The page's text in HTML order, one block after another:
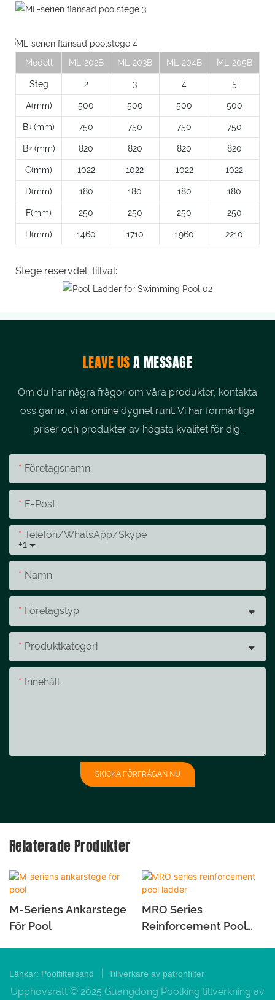
Modell ML-202B ML-203B ML-204B ML-205B
Steg 2 3 4 5
A(mm) 500 500 500 500
B 1(mm) 750 750 750 750
B2(mm) 820 820 820 820
C(mm) 1022 1022 1022 1022
D(mm) 180 180 180 180
F(mm) 250 250 250 250
H(mm) 1460 1710 1960 2210
Stege reservdel, tillval:
LEAVE USA MESSAGE
Om du har några frågor om våra produkter, kontakta
oss gärna, vi är online dygnet runt. Vi har förmånliga
priser och produkter av högsta kvalitet för dig.
Företagsnamn
E-Post
+1
Telefon/whatsApp/skype
Namn
Företagstyp
Produktkategori
Innehåll
SKICKA FÖRFRÅGAN NU
Relaterade Produkter
M-Seriens Ankarstege
För Pool
MRO Series
Reinforcement Pool
Länkar: Poolfiltersand Tillverkare av patronfilter
Upphovsrätt © 2025 Guangdong Poolking tillverkning av